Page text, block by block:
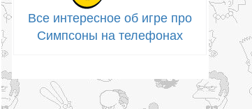
Все интересное об игре про
Симпсоны на телефонах